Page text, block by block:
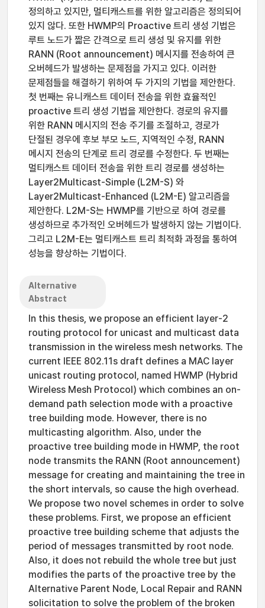
정의하고 있지만, 멀티캐스트를 위한 알고리즘은 정의되어
있지 않다. 또한 HWMP의 Proactive 트리 생성 기법은
루트 노드가 짧은 간격으로 트리 생성 및 유지를 위한
RANN (Root announcement) 메시지를 전송하여 큰
오버헤드가 발생하는 문제점을 가지고 있다. 이러한
문제점들을 해결하기 위하여 두 가지의 기법을 제안한다.
첫 번째는 유니캐스트 데이터 전송을 위한 효율적인
proactive 트리 생성 기법을 제안한다. 경로의 유지를
위한 RANN 메시지의 전송 주기를 조절하고, 경로가
단절된 경우에 후보 부모 노드, 지역적인 수정, RANN
메시지 전송의 단계로 트리 경로를 수정한다. 두 번째는
멀티캐스트 데이터 전송을 위한 트리 경로를 생성하는
Layer2Multicast-Simple (L2M-S) 와
Layer2Multicast-Enhanced (L2M-E) 알고리즘을
제안한다. L2M-S는 HWMP를 기반으로 하여 경로를
생성하므로 추가적인 오버헤드가 발생하지 않는 기법이다.
그리고 L2M-E는 멀티캐스트 트리 최적화 과정을 통하여
성능을 향상하는 기법이다.
Alternative
Abstract
In this thesis, we propose an efficient layer-2
routing protocol for unicast and multicast data
transmission in the wireless mesh networks. The
current IEEE 802.11s draft defines a MAC layer
unicast routing protocol, named HWMP (Hybrid
Wireless Mesh Protocol) which combines an on-
demand path selection mode with a proactive
tree building mode. However, there is no
multicasting algorithm. Also, under the
proactive tree building mode in HWMP, the root
node transmits the RANN (Root announcement)
message for creating and maintaining the tree in
the short intervals, so cause the high overhead.
We propose two novel schemes in order to solve
these problems. First, we propose an efficient
proactive tree building scheme that adjusts the
period of messages transmitted by root node.
Also, it does not rebuild the whole tree but just
modifies the parts of the proactive tree by the
Alternative Parent Node, Local Repair and RANN
solicitation to solve the problem of the broken